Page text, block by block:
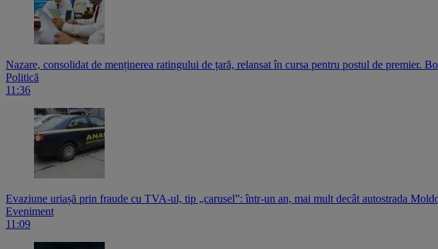
Nazare, consolidat de menținerea ratingului de țară, relansat în cursa pentru postul de premier.
Politică
11:36
Evaziune uriașă prin fraude cu TVA-ul, tip „carusel”: într-un an, mai mult decât autostrada
Eveniment
11:09